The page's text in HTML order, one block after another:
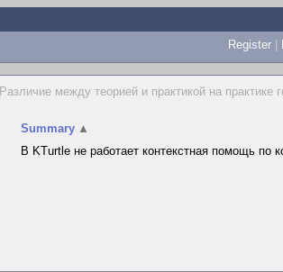
Register |
Различие между теорией и практикой на практике
Summary ▲
В KTurtle не работает контекстная помощь по